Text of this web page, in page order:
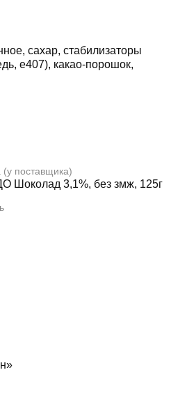
сахар, стабилизаторы
е407), какао-порошок,
поставщика)
Шоколад 3,1%, без змж, 125г